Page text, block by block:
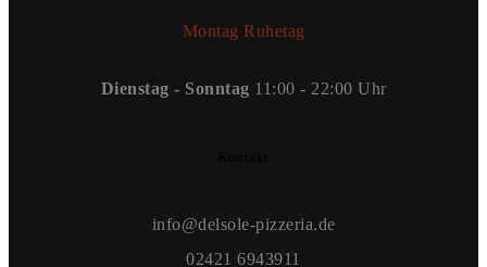
Montag Ruhetag
Dienstag - Sonntag 11:00 - 22:00 Uhr
info@delsole-pizzeria.de
02421 6943911